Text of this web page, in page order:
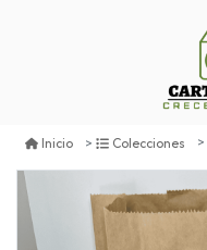
Inicio Colecciones